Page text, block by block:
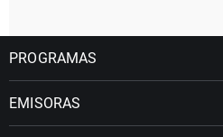
PROGRAMAS
EMISORAS